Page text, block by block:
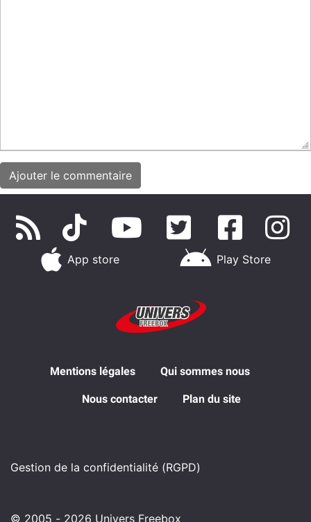
App store Play Store
Mentions légales Qui sommes nous
Nous contacter Plan du site
Gestion de la confidentialité (RGPD)
© 2005 - 2026 Univers Freebox